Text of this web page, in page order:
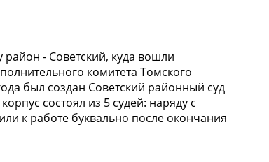
район - Советский, куда вошли
комитета Томского
был создан Советский районный суд
состоял из 5 судей: наряду с
к работе буквально после окончания